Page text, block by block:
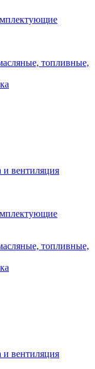
топливные,
и вентиляция
топливные,
и вентиляция